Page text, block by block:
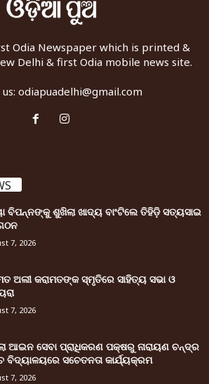
Odia Newspaper which is printed &
Delhi & first Odia mobile news site.
odiapuadelhi@gmail.com
ବିପନ୍ନଙ୍କୁ ଶୁଖିଲା ଖାଦ୍ୟ ବାଂଟିଲେ ତିହିଡି଼ ସତ୍ୟସାଇ
7, 2026
ଅଲୀ କରାମତଙ୍କ ସ୍ମୃତିରେ ସାହିତ୍ୟ ସଭା ଓ
7, 2026
ଆଇନ ସେବା ପ୍ରାଧିକରଣ ପକ୍ଷରୁ ନାରାୟଣ ଚନ୍ଦ୍ର
ବିଦ୍ୟାଳୟରେ ସଚେତନତା କାର୍ଯ୍ୟକ୍ରମ
7, 2026